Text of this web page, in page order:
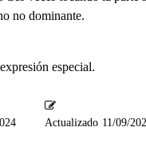
no dominante.
especial.
Actualizado 11/09/